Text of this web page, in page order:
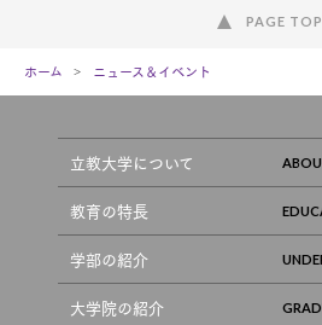
PAGE TOP
ホーム ニュース＆イベント
立教大学について
教育の特長
学部の紹介
大学院の紹介